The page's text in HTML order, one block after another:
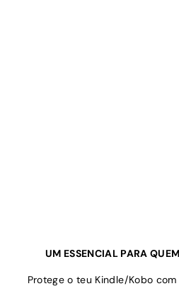
UM ESSENCIAL PARA
Protege o teu Kindle/Kobo